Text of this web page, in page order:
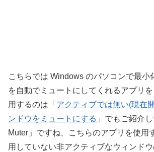
こちらでは Windows のパソコンで最小
を自動でミュートにしてくれるアプリ
用するのは「 アクティブでは無い(現在
ンドウをミュートにする 」でもご紹介
Muter」ですね、こちらのアプリを使用
用していない非アクティブなウィンド